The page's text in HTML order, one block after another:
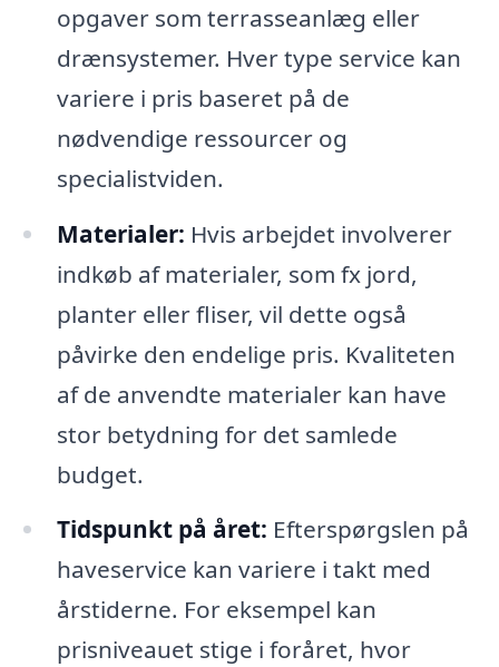
opgaver som terrasseanlæg eller
drænsystemer. Hver type service kan
variere i pris baseret på de
nødvendige ressourcer og
specialistviden.
Materialer: Hvis arbejdet involverer
indkøb af materialer, som fx jord,
planter eller fliser, vil dette også
påvirke den endelige pris. Kvaliteten
af de anvendte materialer kan have
stor betydning for det samlede
budget.
Tidspunkt på året: Efterspørgslen på
haveservice kan variere i takt med
årstiderne. For eksempel kan
prisniveauet stige i foråret, hvor